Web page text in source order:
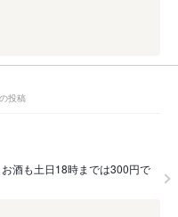
投稿
酒も土日18時までは300円で